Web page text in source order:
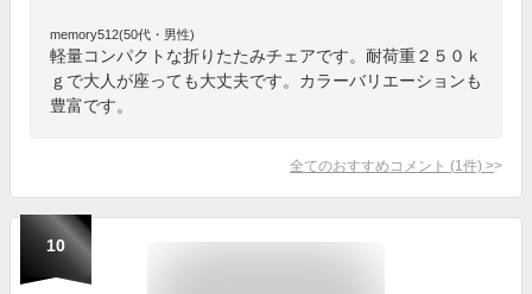
memory512(50代・男性)
軽量コンパクトな折りたたみチェアです。耐荷重２５０ｋ
ｇで大人が座っても大丈夫です。カラーバリエーションも
豊富です。
全てのおすすめコメント (1 件) >
10